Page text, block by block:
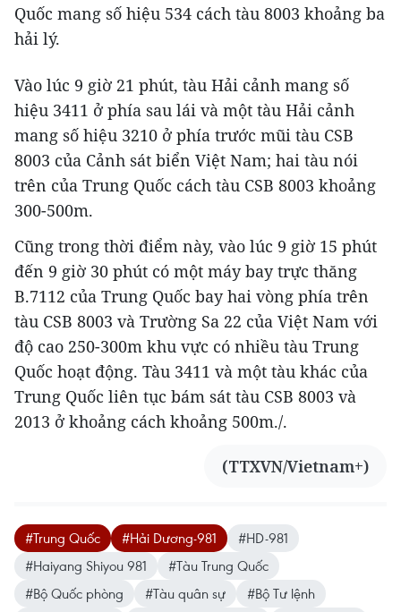
Quốc mang số hiệu 534 cách tàu 8003 khoảng ba
hải lý.
Vào lúc 9 giờ 21 phút, tàu Hải cảnh mang số
hiệu 3411 ở phía sau lái và một tàu Hải cảnh
mang số hiệu 3210 ở phía trước mũi tàu CSB
8003 của Cảnh sát biển Việt Nam; hai tàu nói
trên của Trung Quốc cách tàu CSB 8003 khoảng
300-500m.
Cũng trong thời điểm này, vào lúc 9 giờ 15 phút
đến 9 giờ 30 phút có một máy bay trực thăng
B.7112 của Trung Quốc bay hai vòng phía trên
tàu CSB 8003 và Trường Sa 22 của Việt Nam với
độ cao 250-300m khu vực có nhiều tàu Trung
Quốc hoạt động. Tàu 3411 và một tàu khác của
Trung Quốc liên tục bám sát tàu CSB 8003 và
2013 ở khoảng cách khoảng 500m./.
(TTXVN/Vietnam+)
#Trung Quốc #Hải Dương-981
#HD-981
#Haiyang Shiyou 981
#Tàu Trung Quốc
#Bộ Quốc phòng
#Tàu quân sự
#Bộ Tư lệnh